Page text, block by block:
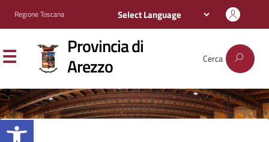
Apri la barra degli strumenti
Regione Toscana
Provincia di
Arezzo Cerca